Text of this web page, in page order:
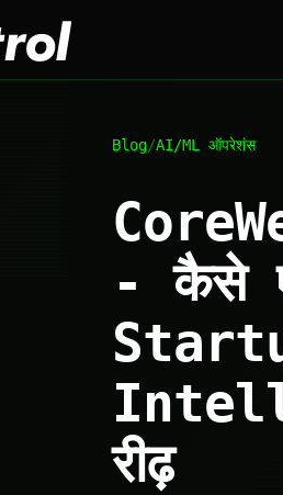
Blog/AI/ML ऑपरेशंस
- कैसे
रीढ़